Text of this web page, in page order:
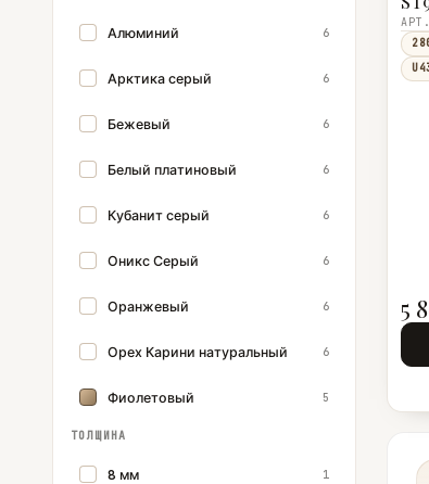
Алюминий 6
Арктика серый 6
Бежевый 6
Белый платиновый 6
Кубанит серый 6
Оникс Серый 6
Оранжевый 6
Орех Карини натуральный 6
Фиолетовый 5
ТОЛЩИНА
8 мм 1
5